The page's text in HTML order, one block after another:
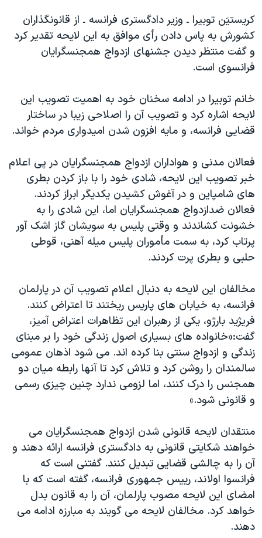
صفحه‌های ویژه
سفر پرزیدنت ترامپ به چین
کریستیَن توبیرا ـ وزیر دادگستری فرانسه ـ از قانونگذاران
کشورش به پاس دادن رأی موافق به این لایحه تقدیر کرد
و گفت منتظر دیدن جشنهای ازدواج همجنسگرایان
فرانسوی است.
خانم توبیرا در ادامه سخنان خود به اهمیت تصویب این
لایحه اشاره کرد و تصویب آن را اصلاحی زیبا در ساختار
قضایی فرانسه، و مایه افزون شدن امیدواری مردم خواند.
فعالان مدنی و هواداران ازدواج همجنسگرایان در پی اعلام
خبر تصویب این لایحه، شادی خود را با باز کردن بطری
های شامپاین و در آغوش کشیدن یکدیگر ابراز کردند.
فعالان ضدازدواج همجنسگرایان اما، این شادی را به
خشونت کشاندند و وقتی پلیس به سویشان گاز اشک آور
پرتاب کرد، به سمت مأموران پلیس میله آهنی، قوطی
حلبی و بطری پرت کردند.
مخالفان این لایحه به دنبال اعلام تصویب آن در پارلمان
فرانسه، به خیابان های پاریس ریختند تا اعتراض کنند.
فریژید بارژو، یکی از رهبران این تظاهرات اعتراض آمیز،
گفت:«خانواده های بسیاری اصول زندگی خود را بر مبنای
زندگی و ازدواج سنتی بنا کرده اند. می شود اذهان عمومی
سالمندان را روشن کرد و تلاش کرد تا آنها رابطه میان دو
همجنس را درک کنند، اما لزومی ندارد چنین چیزی رسمی
و قانونی شود.»
منتقدان لایحه قانونی شدن ازدواج همجنسگرایان می
خواهند شکایتی قانونی به دادگستری فرانسه ارائه دهند و
آن را به چالشی قضایی تبدیل کنند. گفتنی است که
فرانسوا اولاند، رییس جمهوری فرانسه، گفته است که با
امضای این لایحه مصوب پارلمان، آن را به قانون بدل
خواهد کرد. مخالفان لایحه می گویند به مبارزه ادامه می
دهند.